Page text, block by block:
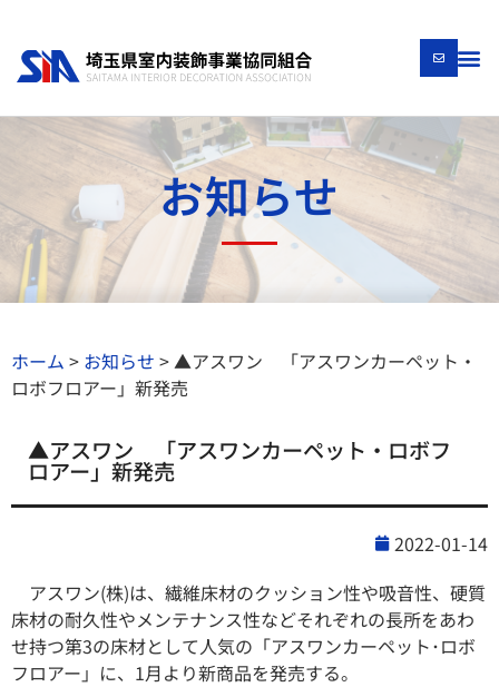
お知らせ
ホーム > お知らせ >▲アスワン 「アスワンカーペット・
ロボフロアー」新発売
▲アスワン 「アスワンカーペット・ロボフ
ロアー」新発売
2022-01-14
アスワン(株)は、繊維床材のクッション性や吸⾳性、硬質
床材の耐久性やメンテナンス性などそれぞれの⻑所をあわ
せ持つ第3の床材として人気の「アスワンカーペット･ロボ
フロアー」に、1月より新商品を発売する。